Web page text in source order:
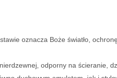
oznacza Boże światło,
odporny na ścieranie,